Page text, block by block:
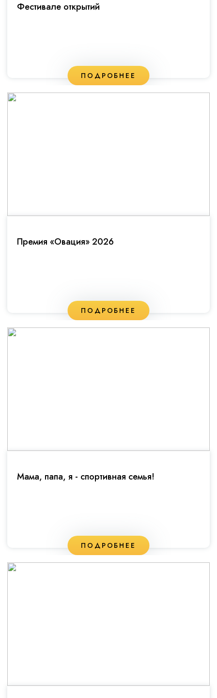
Фестивале открытий
ПОДРОБНЕЕ
Премия «Овация» 2026
ПОДРОБНЕЕ
Мама, папа, я - спортивная семья!
ПОДРОБНЕЕ